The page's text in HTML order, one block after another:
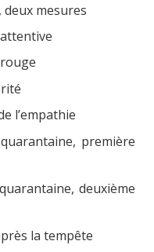
deux mesures
l’empathie
première
deuxième
la tempête